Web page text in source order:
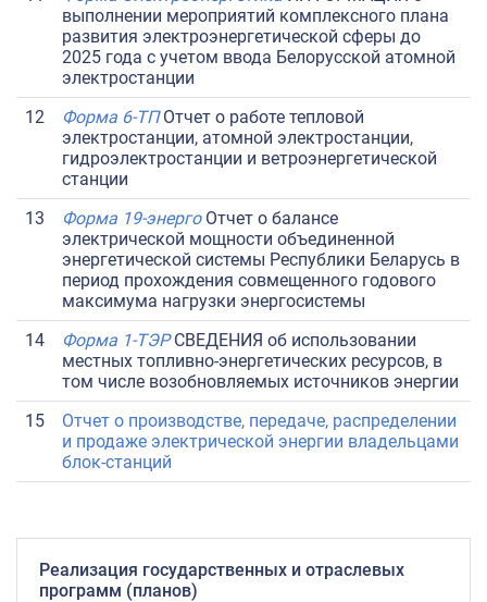
выполнении мероприятий комплексного плана
развития электроэнергетической сферы до
2025 года с учетом ввода Белорусской атомной
электростанции
12
Форма 6-ТПОтчет о работе тепловой
электростанции, атомной электростанции,
гидроэлектростанции и ветроэнергетической
станции
13
Форма 19-энергоОтчет о балансе
электрической мощности объединенной
энергетической системы Республики Беларусь в
период прохождения совмещенного годового
максимума нагрузки энергосистемы
14
Форма 1-ТЭРСВЕДЕНИЯ об использовании
местных топливно-энергетических ресурсов, в
том числе возобновляемых источников энергии
15
Отчет о производстве, передаче, распределении
и продаже электрической энергии владельцами
блок-станций
Реализация государственных и отраслевых
программ (планов)